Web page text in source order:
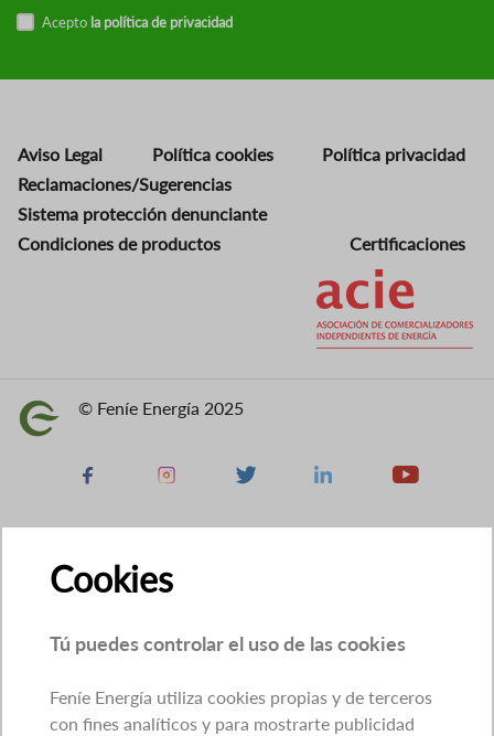
Acepto la política de privacidad
Aviso Legal Política cookies
Política privacidad
Reclamaciones/Sugerencias
Sistema protección denunciante
Condiciones de productos
Certificaciones
Imagen © Feníe Energía 2025
Facebook Instagram X Linkedin Youtube
Cookies
Tú puedes controlar el uso de las cookies
Feníe Energía utiliza cookies propias y de terceros
con fines analíticos y para mostrarte publicidad